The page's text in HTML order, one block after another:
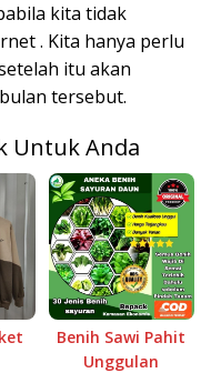
kita tidak
. Kita hanya perlu
itu akan
tersebut.
Untuk Anda
Benih Sawi Pahit
Unggulan